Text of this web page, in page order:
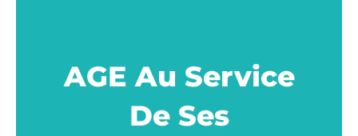
AGE Au Service
De Ses